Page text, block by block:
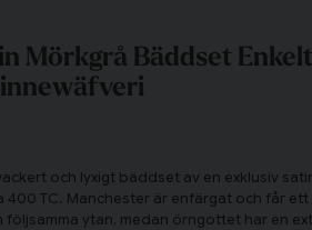
Mörkgrå Bäddset
och lyxigt bäddset av en exklusiv
400 TC. Manchester är enfärgat och får
följsamma ytan, medan örngottet har en